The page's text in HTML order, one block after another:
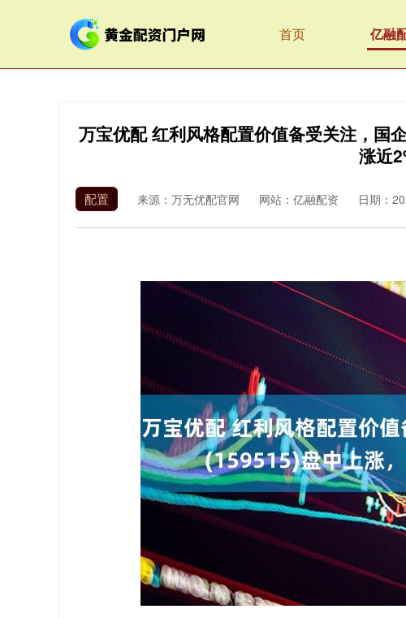
首页 亿融
万宝优配 红利风格配置价值备受关注，国
涨近
配置 来源：万无优配官网 网站：亿融配资 日期：
深证成指 265.58